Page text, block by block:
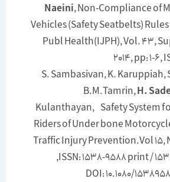
Naeini, Non-
Vehicles (Safety Seatbelts)
Publ Health(IJPH), Vol.
2014,
S. Sambasivan, K.
B.M.Tamrin,
Kulanthayan, Safety
Riders of Under bone
Traffic Injury
ISSN: 1538-9588
DOI: 10.1080/